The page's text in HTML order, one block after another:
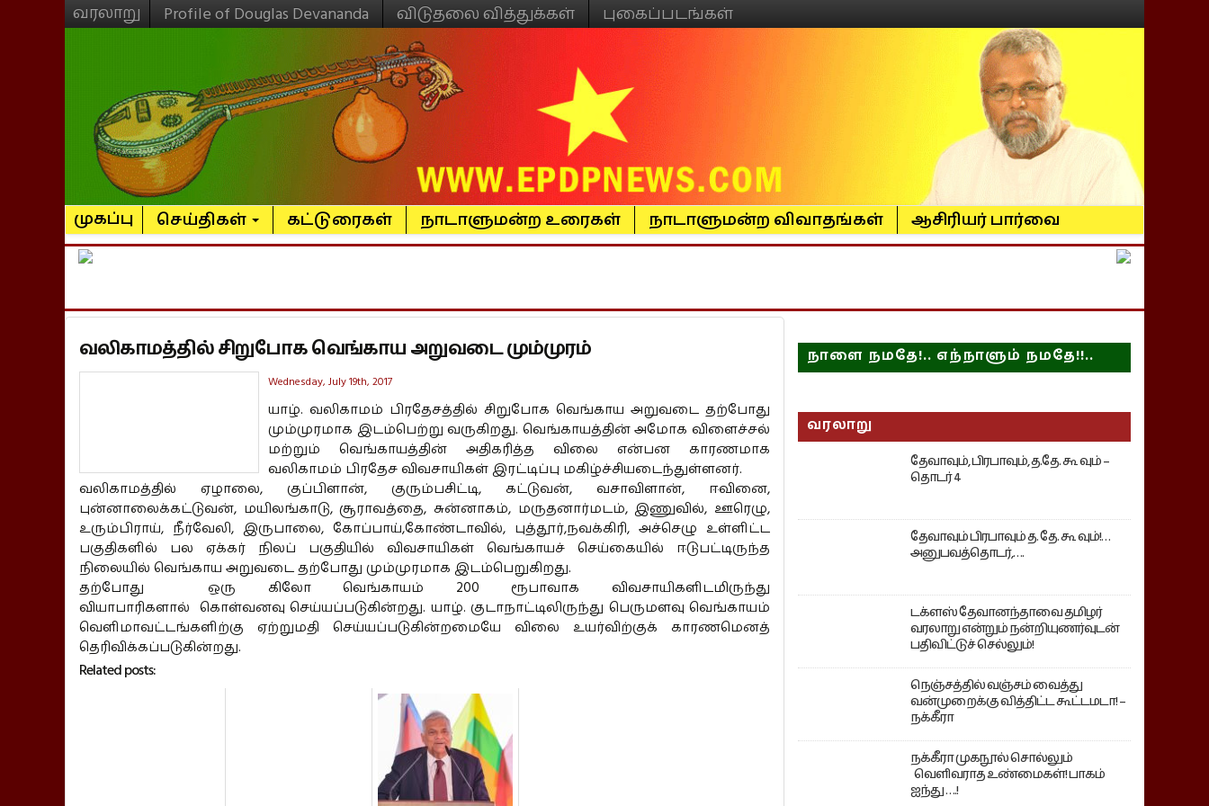
வரலாறு Profile of Douglas Devananda விடுதலை வித்துக்கள் புகைப்படங்கள்
முகப்பு செய்திகள் கட்டுரைகள் நாடாளுமன்ற உரைகள் நாடாளுமன்ற விவாதங்கள் ஆசிரியர் பார்வை
வலிகாமத்தில் சிறுபோக வெங்காய அறுவடை மும்முரம்
Wednesday, July 19th, 2017
யாழ். வலிகாமம் பிரதேசத்தில் சிறுபோக வெங்காய அறுவடை தற்போது
மும்முரமாக இடம்பெற்று வருகிறது. வெங்காயத்தின் அமோக விளைச்சல்
மற்றும் வெங்காயத்தின் அதிகரித்த விலை என்பன காரணமாக
வலிகாமம் பிரதேச விவசாயிகள் இரட்டிப்பு மகிழ்ச்சியடைந்துள்ளனர்.
வலிகாமத்தில் ஏழாலை, குப்பிளான், குரும்பசிட்டி, கட்டுவன், வசாவிளான், ஈவினை,
புன்னாலைக்கட்டுவன், மயிலங்காடு, சூராவத்தை, சுன்னாகம், மருதனார்மடம், இணுவில், ஊரெழு,
உரும்பிராய், நீர்வேலி, இருபாலை, கோப்பாய்,கோண்டாவில், புத்தூர்,நவக்கிரி, அச்செழு உள்ளிட்ட
பகுதிகளில் பல ஏக்கர் நிலப் பகுதியில் விவசாயிகள் வெங்காயச் செய்கையில் ஈடுபட்டிருந்த
நிலையில் வெங்காய அறுவடை தற்போது மும்முரமாக இடம்பெறுகிறது.
தற்போது ஒரு கிலோ வெங்காயம் 200 ரூபாவாக விவசாயிகளிடமிருந்து
வியாபாரிகளால் கொள்வனவு செய்யப்படுகின்றது. யாழ். குடாநாட்டிலிருந்து பெருமளவு வெங்காயம்
வெளிமாவட்டங்களிற்கு ஏற்றுமதி செய்யப்படுகின்றமையே விலை உயர்விற்குக் காரணமெனத்
தெரிவிக்கப்படுகின்றது.
Related posts:
நாளை நமதே!.. எந்நாளும் நமதே!!..
வரலாறு
தேவாவும், பிரபாவும், த.தே. கூ வும் –
தொடர் 4
தேவாவும் பிரபாவும் த. தே. கூ வும்!…
அனுபவத்தொடர்,….
டக்ளஸ் தேவானந்தாவை தமிழர்
வரலாறு என்றும் நன்றியுணர்வுடன்
பதிவிட்டுச் செல்லும்!
நெஞ்சத்தில் வஞ்சம் வைத்து
வன்முறைக்கு வித்திட்ட கூட்டமடா! –
நக்கீரா
நக்கீரா முகநூல் சொல்லும்
வெளிவராத உண்மைகள்! பாகம்
ஐந்து ….!